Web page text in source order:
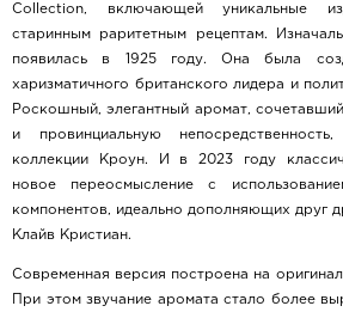
Collection, включающей уникальные
старинным раритетным рецептам.
появилась в 1925 году. Она была
харизматичного британского лидера и
Роскошный, элегантный аромат,
и провинциальную
коллекции Кроун. И в 2023 году
новое переосмысление с
компонентов, идеально дополняющих друг
Клайв Кристиан.
Современная версия построена на
При этом звучание аромата стало более